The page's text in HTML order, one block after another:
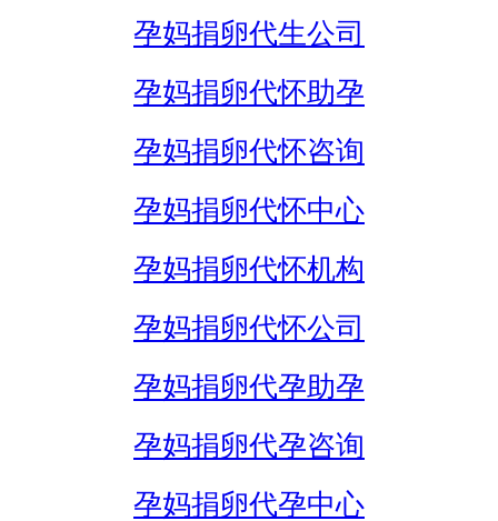
孕妈捐卵代生公司
孕妈捐卵代怀助孕
孕妈捐卵代怀咨询
孕妈捐卵代怀中心
孕妈捐卵代怀机构
孕妈捐卵代怀公司
孕妈捐卵代孕助孕
孕妈捐卵代孕咨询
孕妈捐卵代孕中心